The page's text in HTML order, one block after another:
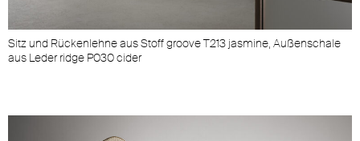
Sitz und Rückenlehne aus Stoff groove T213 jasmine, Außenschale
aus Leder ridge P030 cider